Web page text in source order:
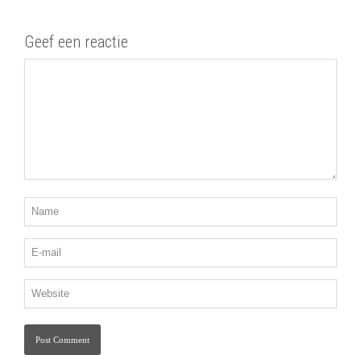
Geef een reactie